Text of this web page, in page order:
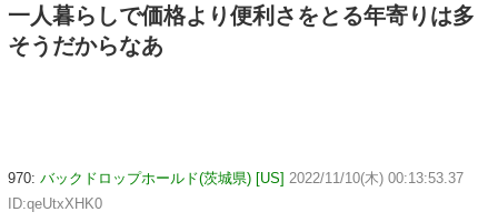
一人暮らしで価格より便利さをとる年寄りは多
そうだからなあ
970: バックドロップホールド(茨城県) [US] 2022/11/10(木) 00:13:53.37
ID:qeUtxXHK0